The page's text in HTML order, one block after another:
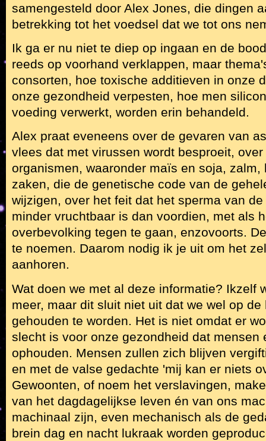
samengesteld door Alex Jones, die dingen
betrekking tot het voedsel dat we tot ons
Ik ga er nu niet te diep op ingaan en de
reeds op voorhand verklappen, maar
consorten, hoe toxische additieven in onze
onze gezondheid verpesten, hoe men
voeding verwerkt, worden erin behandeld.
Alex praat eveneens over de gevaren van
vlees dat met virussen wordt besproeit,
organismen, waaronder maïs en soja, zalm,
zaken, die de genetische code van de
wijzigen, over het feit dat het sperma van
minder vruchtbaar is dan voordien, met als
overbevolking tegen te gaan, enzovoorts.
te noemen. Daarom nodig ik je uit om het
aanhoren.
Wat doen we met al deze informatie? Ikzelf
meer, maar dit sluit niet uit dat we wel op de
gehouden te worden. Het is niet omdat er
slecht is voor onze gezondheid dat mensen
ophouden. Mensen zullen zich blijven
en met de valse gedachte 'mij kan er niets
Gewoonten, of noem het verslavingen,
van het dagdagelijkse leven én van ons
machinaal zijn, even mechanisch als de
brein dag en nacht lukraak worden